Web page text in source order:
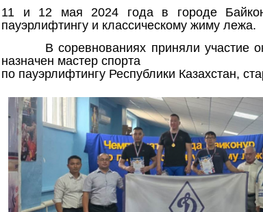
11 и 12 мая 2024 года в городе
пауэрлифтингу и классическому жиму лежа.
В соревнованиях приняли участие
назначен мастер спорта
по пауэрлифтингу Республики Казахстан,